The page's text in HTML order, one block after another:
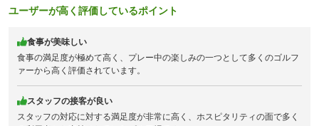
ユーザーが高く評価しているポイント
食事が美味しい
食事の満足度が極めて高く、プレー中の楽しみの一つとして多くのゴルフ
ァーから高く評価されています。
スタッフの接客が良い
スタッフの対応に対する満足度が非常に高く、ホスピタリティの面で多く